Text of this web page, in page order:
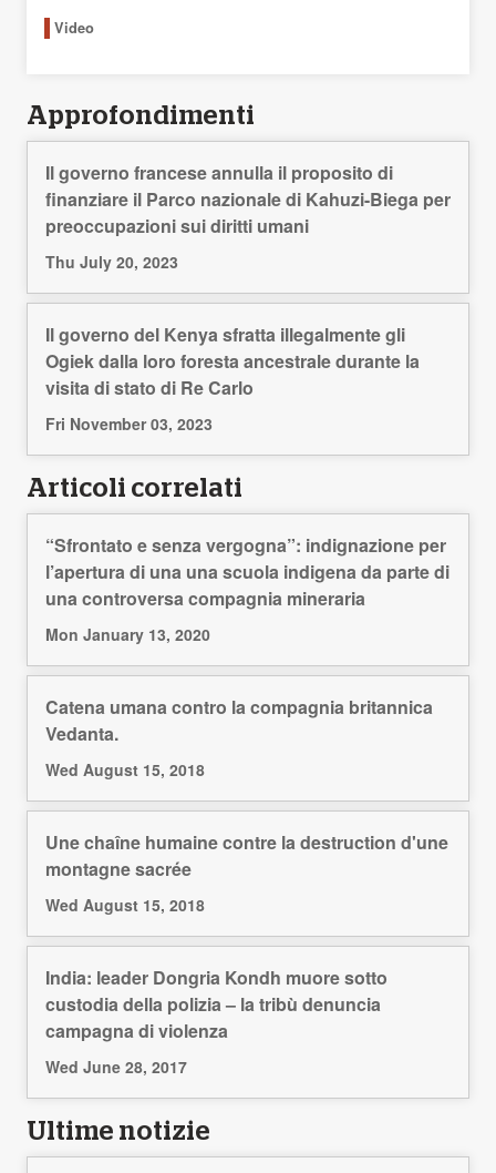
Video
Approfondimenti
Il governo francese annulla il proposito di
finanziare il Parco nazionale di Kahuzi-Biega per
preoccupazioni sui diritti umani
Thu July 20, 2023
Il governo del Kenya sfratta illegalmente gli
Ogiek dalla loro foresta ancestrale durante la
visita di stato di Re Carlo
Fri November 03, 2023
Articoli correlati
“Sfrontato e senza vergogna”: indignazione per
l’apertura di una una scuola indigena da parte di
una controversa compagnia mineraria
Mon January 13, 2020
Catena umana contro la compagnia britannica
Vedanta.
Wed August 15, 2018
Une chaîne humaine contre la destruction d'une
montagne sacrée
Wed August 15, 2018
India: leader Dongria Kondh muore sotto
custodia della polizia – la tribù denuncia
campagna di violenza
Wed June 28, 2017
Ultime notizie